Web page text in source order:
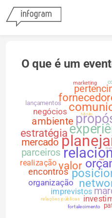
Skip to
O que é um
valor
estratégia
ambiente
parceiros
mercado
encontros
organização
negócios
realização
imprevistos
lançamentos
marketing
fortalecimento
relações públicas
híbrido
metas